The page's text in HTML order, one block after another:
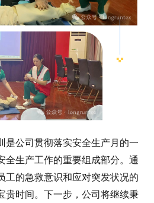
公司贯彻落实安全生产月的一
全生产工作的重要组成部分。通
工的急救意识和应对突发状况的
贵时间。下一步，公司将继续秉